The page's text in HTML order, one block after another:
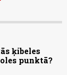
ķibeles
punktā?